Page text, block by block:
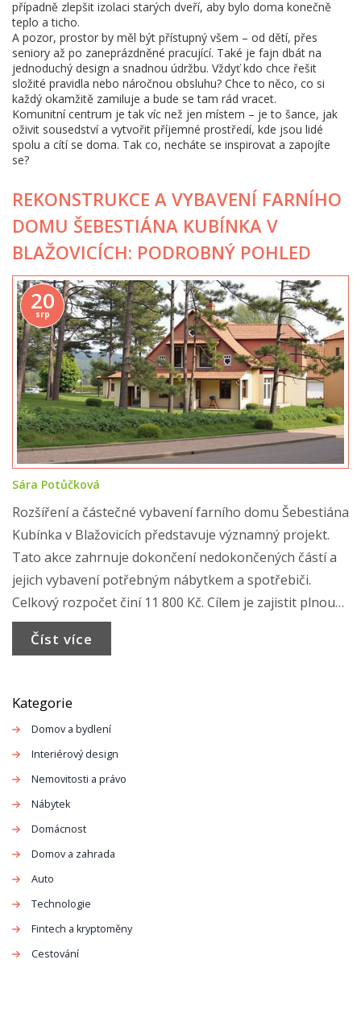
případně zlepšit izolaci starých dveří, aby bylo doma konečně
teplo a ticho.
A pozor, prostor by měl být přístupný všem – od dětí, přes
seniory až po zaneprázdněné pracující. Také je fajn dbát na
jednoduchý design a snadnou údržbu. Vždyť kdo chce řešit
složité pravidla nebo náročnou obsluhu? Chce to něco, co si
každý okamžitě zamiluje a bude se tam rád vracet.
Komunitní centrum je tak víc než jen místem – je to šance, jak
oživit sousedství a vytvořit příjemné prostředí, kde jsou lidé
spolu a cítí se doma. Tak co, necháte se inspirovat a zapojíte
se?
REKONSTRUKCE A VYBAVENÍ FARNÍHO
DOMU ŠEBESTIÁNA KUBÍNKA V
BLAŽOVICÍCH: PODROBNÝ POHLED
20
srp
Sára Potůčková
Rozšíření a částečné vybavení farního domu Šebestiána
Kubínka v Blažovicích představuje významný projekt.
Tato akce zahrnuje dokončení nedokončených částí a
jejich vybavení potřebným nábytkem a spotřebiči.
Celkový rozpočet činí 11 800 Kč. Cílem je zajistit plnou
funkčnost farního domu pro komunitní využití.
Číst více
Kategorie
Domov a bydlení
Interiérový design
Nemovitosti a právo
Nábytek
Domácnost
Domov a zahrada
Auto
Technologie
Fintech a kryptoměny
Cestování